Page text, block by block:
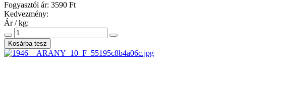
Fogyasztói ár: 3590 Ft
Kedvezmény:
Ár / kg: